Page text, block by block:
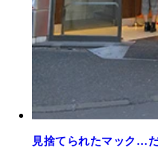
見捨てられたマック…